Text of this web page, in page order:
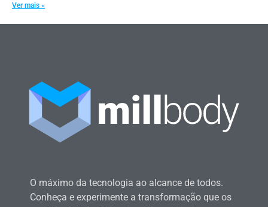
Ver mais »
O máximo da tecnologia ao alcance de todos.
Conheça e experimente a transformação que os